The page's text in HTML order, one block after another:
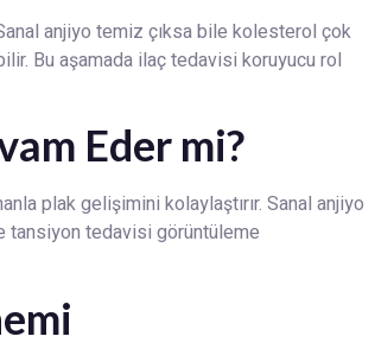
anjiyo temiz çıksa bile kolesterol çok
Bu aşamada ilaç tedavisi koruyucu rol
Eder mi?
plak gelişimini kolaylaştırır. Sanal anjiyo
tedavisi görüntüleme